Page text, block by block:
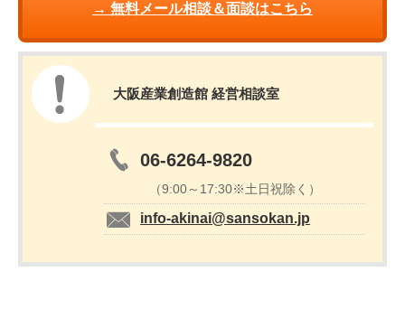
→ 無料メール相談＆面談はこちら
大阪産業創造館 経営相談室
06-6264-9820
（9:00～17:30※土日祝除く）
info-akinai@sansokan.jp